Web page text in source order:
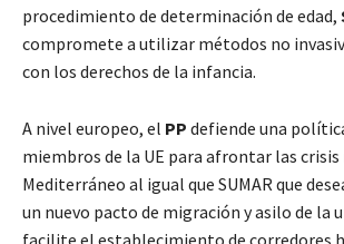
procedimiento de determinación de edad,
compromete a utilizar métodos no
con los derechos de la infancia.
A nivel europeo, el PP defiende una
miembros de la UE para afrontar las
Mediterráneo al igual que SUMAR que
un nuevo pacto de migración y asilo de la
facilite el establecimiento de corredores